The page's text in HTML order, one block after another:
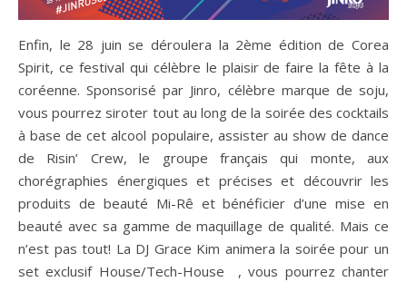
Enfin, le 28 juin se déroulera la 2ème édition de Corea
Spirit, ce festival qui célèbre le plaisir de faire la fête à la
coréenne. Sponsorisé par Jinro, célèbre marque de soju,
vous pourrez siroter tout au long de la soirée des cocktails
à base de cet alcool populaire, assister au show de dance
de Risin’ Crew, le groupe français qui monte, aux
chorégraphies énergiques et précises et découvrir les
produits de beauté Mi-Rê et bénéficier d’une mise en
beauté avec sa gamme de maquillage de qualité. Mais ce
n’est pas tout! La DJ Grace Kim animera la soirée pour un
set exclusif House/Tech-House , vous pourrez chanter